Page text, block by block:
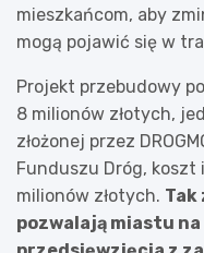
mieszkańcom, aby
mogą pojawić się w
Projekt przebudowy
8 milionów złotych,
złożonej przez
Funduszu Dróg,
milionów złotych. Tak
pozwalają miastu